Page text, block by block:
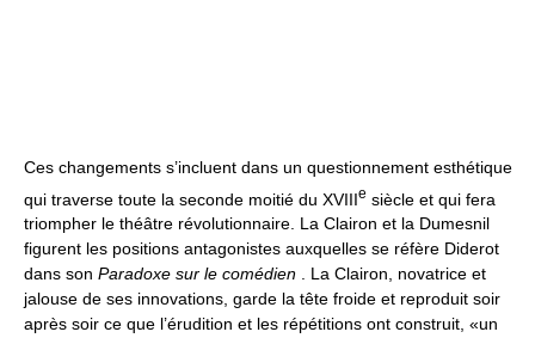
Ces changements s’incluent dans un questionnement esthétique
qui traverse toute la seconde moitié du XVIIIe siècle et qui fera
triompher le théâtre révolutionnaire. La Clairon et la Dumesnil
figurent les positions antagonistes auxquelles se réfère Diderot
dans son Paradoxe sur le comédien . La Clairon, novatrice et
jalouse de ses innovations, garde la tête froide et reproduit soir
après soir ce que l’érudition et les répétitions ont construit, «un